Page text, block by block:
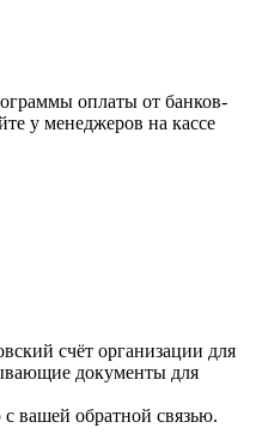
оплаты от банков-
у менеджеров на кассе
счёт организации для
документы для
вашей обратной связью.